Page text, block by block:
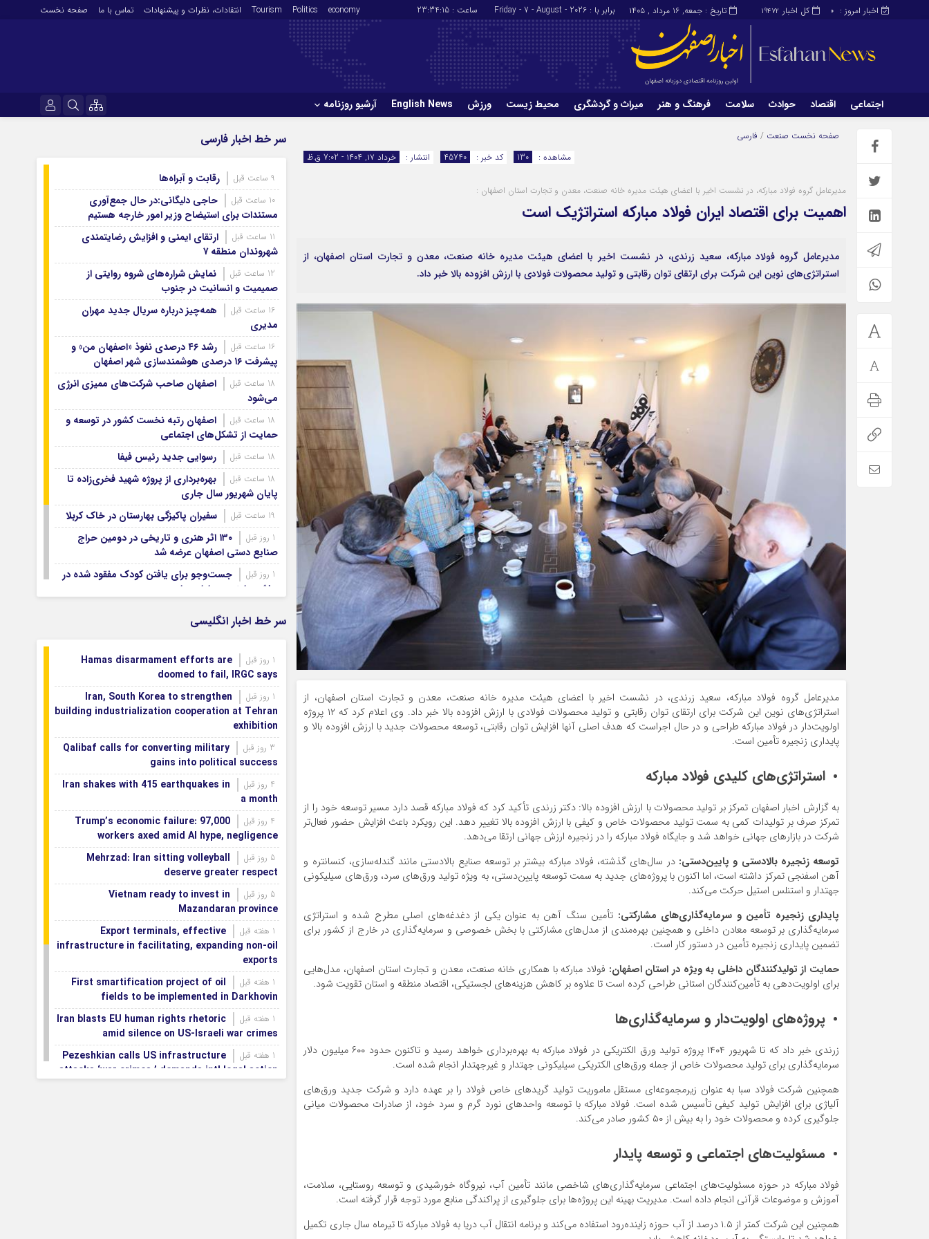
کل اخبار 19472 اخبار امروز : 0 تاریخ : جمعه, ۱۶ مرداد , ۱۴۰۵ برابر با : Friday - 7 - August - 2026 ساعت : 23:34:16
economy
Politics
Tourism انتقادات‌، نظرات و پیشنهادات تماس با ما صفحه نخست
اجتماعی اقتصاد حوادث سلامت فرهنگ و هنر میراث و گردشگری محیط زیست ورزش English News آرشیو روزنامه
رمز عبور
مرا به خاطر بسپار
ورزش English News
آرشیو ۱۴۰۵
آرشیو ۱۴۰۴
آرشیو ۱۴۰۳
آرشیو ۱۴۰۱
آرشیو ۱۴۰۰
آرشیو ۱۳۹۹
آرشیو ۱۳۹۷
صفحه نخست صنعت / فارسی
انتشار :
خرداد ۱۷, ۱۴۰۴ - 7:02 ق.ظ کد خبر : 45740 مشاهده : 130
مدیرعامل گروه فولاد مبارکه، در نشست اخیر با اعضای هیئت مدیره خانه صنعت، معدن و تجارت استان اصفهان :
اهمیت برای اقتصاد ایران فولاد مبارکه استراتژیک است
مدیرعامل گروه فولاد مبارکه، سعید زرندی، در نشست اخیر با اعضای هیئت مدیره خانه صنعت، معدن و تجارت استان اصفهان، از
استراتژی‌های نوین این شرکت برای ارتقای توان رقابتی و تولید محصولات فولادی با ارزش افزوده بالا خبر داد.
مدیرعامل گروه فولاد مبارکه، سعید زرندی، در نشست اخیر با اعضای هیئت مدیره خانه صنعت، معدن و تجارت استان اصفهان، از
استراتژی‌های نوین این شرکت برای ارتقای توان رقابتی و تولید محصولات فولادی با ارزش افزوده بالا خبر داد. وی اعلام کرد که ۱۲ پروژه
اولویت‌دار در فولاد مبارکه طراحی و در حال اجراست که هدف اصلی آنها افزایش توان رقابتی، توسعه محصولات جدید با ارزش افزوده بالا و
پایداری زنجیره تأمین است.
استراتژی‌های کلیدی فولاد مبارکه
به گزارش اخبار اصفهان تمرکز بر تولید محصولات با ارزش افزوده بالا: دکتر زرندی تأکید کرد که فولاد مبارکه قصد دارد مسیر توسعه خود را از
تمرکز صرف بر تولیدات کمی به سمت تولید محصولات خاص و کیفی با ارزش افزوده بالا تغییر دهد. این رویکرد باعث افزایش حضور فعال‌تر
شرکت در بازارهای جهانی خواهد شد و جایگاه فولاد مبارکه را در زنجیره ارزش جهانی ارتقا می‌دهد.
توسعه زنجیره بالادستی و پایین‌دستی: در سال‌های گذشته، فولاد مبارکه بیشتر بر توسعه صنایع بالادستی مانند گندله‌سازی، کنسانتره و
آهن اسفنجی تمرکز داشته است، اما اکنون با پروژه‌های جدید به سمت توسعه پایین‌دستی، به ویژه تولید ورق‌های سرد، ورق‌های سیلیکونی
جهتدار و استنلس استیل حرکت می‌کند.
پایداری زنجیره تأمین و سرمایه‌گذاری‌های مشارکتی: تأمین سنگ آهن به عنوان یکی از دغدغه‌های اصلی مطرح شده و استراتژی
سرمایه‌گذاری بر توسعه معادن داخلی و همچنین بهره‌مندی از مدل‌های مشارکتی با بخش خصوصی و سرمایه‌گذاری در خارج از کشور برای
تضمین پایداری زنجیره تأمین در دستور کار است.
حمایت از تولیدکنندگان داخلی به ویژه در استان اصفهان: فولاد مبارکه با همکاری خانه صنعت، معدن و تجارت استان اصفهان، مدل‌هایی
برای اولویت‌دهی به تأمین‌کنندگان استانی طراحی کرده است تا علاوه بر کاهش هزینه‌های لجستیکی، اقتصاد منطقه و استان تقویت شود.
پروژه‌های اولویت‌دار و سرمایه‌گذاری‌ها
زرندی خبر داد که تا شهریور ۱۴۰۴ پروژه تولید ورق الکتریکی در فولاد مبارکه به بهره‌برداری خواهد رسید و تاکنون حدود ۶۰۰ میلیون دلار
سرمایه‌گذاری برای تولید محصولات خاص از جمله ورق‌های الکتریکی سیلیکونی جهتدار و غیرجهتدار انجام شده است.
همچنین شرکت فولاد سبا به عنوان زیرمجموعه‌ای مستقل ماموریت تولید گریدهای خاص فولاد را بر عهده دارد و شرکت جدید ورق‌های
آلیاژی برای افزایش تولید کیفی تأسیس شده است. فولاد مبارکه با توسعه واحدهای نورد گرم و سرد خود، از صادرات محصولات میانی
جلوگیری کرده و محصولات خود را به بیش از ۵۰ کشور صادر می‌کند.
مسئولیت‌های اجتماعی و توسعه پایدار
فولاد مبارکه در حوزه مسئولیت‌های اجتماعی سرمایه‌گذاری‌های شاخصی مانند تأمین آب، نیروگاه خورشیدی و توسعه روستایی، سلامت،
آموزش و موضوعات قرآنی انجام داده است. مدیریت بهینه این پروژه‌ها برای جلوگیری از پراکندگی منابع مورد توجه قرار گرفته است.
همچنین این شرکت کمتر از ۱.۵ درصد از آب حوزه زاینده‌رود استفاده می‌کند و برنامه انتقال آب دریا به فولاد مبارکه تا تیرماه سال جاری تکمیل
سر خط اخبار فارسی
رقابت و آبراه‌ها
حاجی دلیگانی:در حال جمع‌آوری
مستندات برای استیضاح وزیر امور خارجه هستیم
ارتقای ایمنی و افزایش رضایتمندی
شهروندان منطقه ۷
نمایش شراره‌های شروه روایتی از
صمیمیت و انسانیت در جنوب
همه‌چیز درباره سریال جدید مهران
مدیری
رشد ۴۶ درصدی نفوذ «اصفهان من» و
پیشرفت ۱۶ درصدی هوشمندسازی شهر اصفهان
اصفهان صاحب شرکت‌های ممیزی انرژی
می‌شود
اصفهان رتبه نخست کشور در توسعه و
حمایت از تشکل‌های اجتماعی
رسوایی جدید رئیس فیفا
بهره‌برداری از پروژه شهید فخری‌زاده تا
پایان شهریور سال جاری
سفیران پاکیزگی بهارستان در خاک کربلا
۱۳۰ اثر هنری و تاریخی در دومین حراج
صنایع دستی اصفهان عرضه شد
جست‌وجو برای یافتن کودک مفقود شده در
حاشیه زاینده‌رود ادامه دارد
۷۴ هزار زائر اصفهانی اربعین با اتوبوس
بازگشتند
شد
سر خط اخبار انگلیسی
Hamas disarmament efforts are
doomed to fail, IRGC says
Iran, South Korea to strengthen
building industrialization cooperation at Tehran
exhibition
Qalibaf calls for converting military
gains into political success
Iran shakes with 415 earthquakes in
a month
Trump’s economic failure: 97,000
workers axed amid AI hype, negligence
Mehrzad: Iran sitting volleyball
deserve greater respect
Vietnam ready to invest in
Mazandaran province
Export terminals, effective
infrastructure in facilitating, expanding non-oil
exports
First smartification project of oil
fields to be implemented in Darkhovin
Iran blasts EU human rights rhetoric
amid silence on US-Israeli war crimes
Pezeshkian calls US infrastructure
attacks ‘war crimes,’ demands intl legal action